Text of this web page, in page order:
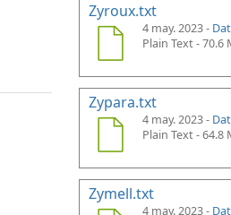
Zyroux.txt
4 may. 2023 -
Plain Text - 70.6
Zypara.txt
4 may. 2023 -
Plain Text - 64.8
Zymell.txt
4 may. 2023 -